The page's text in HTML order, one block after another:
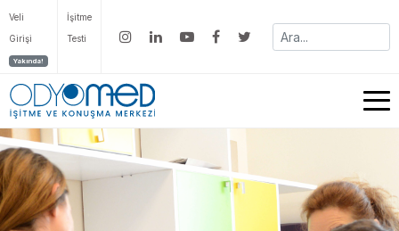
Veli
Girişi
Yakında!
İşitme
Testi